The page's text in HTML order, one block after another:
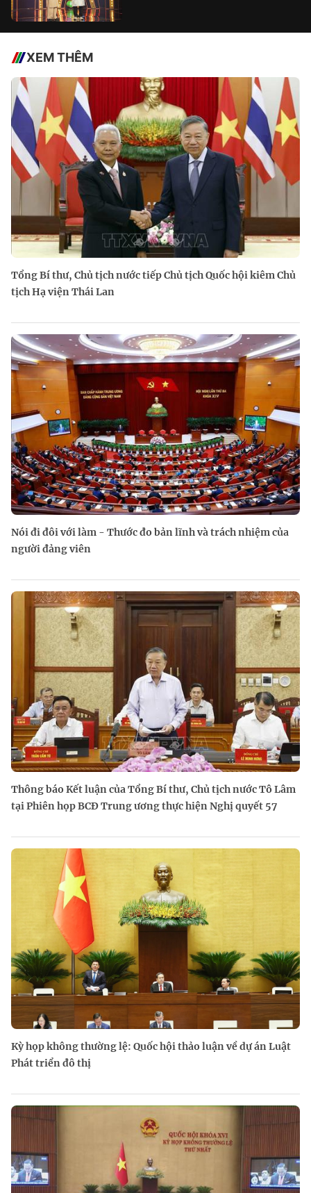
XEM THÊM
Tổng Bí thư, Chủ tịch nước tiếp Chủ tịch Quốc hội kiêm Chủ
tịch Hạ viện Thái Lan
Nói đi đôi với làm - Thước đo bản lĩnh và trách nhiệm của
người đảng viên
Thông báo Kết luận của Tổng Bí thư, Chủ tịch nước Tô Lâm
tại Phiên họp BCĐ Trung ương thực hiện Nghị quyết 57
Kỳ họp không thường lệ: Quốc hội thảo luận về dự án Luật
Phát triển đô thị